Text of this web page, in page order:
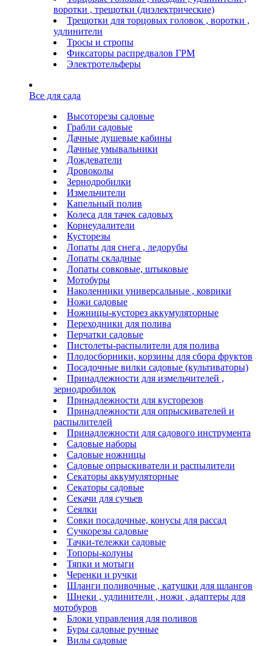
воротки , трещотки (диэлектрические)
Трещотки для торцовых головок , воротки ,
удлинители
Тросы и стропы
Фиксаторы распредвалов ГРМ
Электротельферы
Все для сада
Высоторезы садовые
Грабли садовые
Дачные душевые кабины
Дачные умывальники
Дождеватели
Дровоколы
Зернодробилки
Измельчители
Капельный полив
Колеса для тачек садовых
Корнеудалители
Кусторезы
Лопаты для снега , ледорубы
Лопаты складные
Лопаты совковые, штыковые
Мотобуры
Наколенники универсальные , коврики
Ножи садовые
Ножницы-кусторез аккумуляторные
Переходники для полива
Перчатки садовые
Пистолеты-распылители для полива
Плодосборники, корзины для сбора фруктов
Посадочные вилки садовые (культиваторы)
Принадлежности для измельчителей ,
зернодробилок
Принадлежности для кусторезов
Принадлежности для опрыскивателей и
распылителей
Принадлежности для садового инструмента
Садовые наборы
Садовые ножницы
Садовые опрыскиватели и распылители
Секаторы аккумуляторные
Секаторы садовые
Секачи для сучьев
Сеялки
Совки посадочные, конусы для рассад
Сучкорезы садовые
Тачки-тележки садовые
Топоры-колуны
Тяпки и мотыги
Черенки и ручки
Шланги поливочные , катушки для шлангов
Шнеки , удлинители , ножи , адаптеры для
мотобуров
Блоки управления для поливов
Буры садовые ручные
Вилы садовые